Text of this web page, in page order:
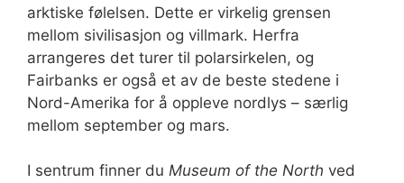
arktiske følelsen. Dette er virkelig grensen
mellom sivilisasjon og villmark. Herfra
arrangeres det turer til polarsirkelen, og
Fairbanks er også et av de beste stedene i
Nord-Amerika for å oppleve nordlys – særlig
mellom september og mars.
I sentrum finner du Museum of the North ved